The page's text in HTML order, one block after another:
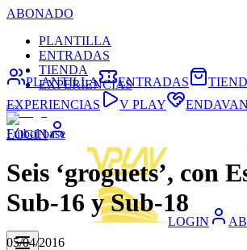
ABONADO
PLANTILLA
ENTRADAS
TIENDA
EXPERIENCIAS
LOGIN
LOGIN
PLANTILLA ENTRADAS
EXPERIENCIAS
V PLAY
Fútbol base
Seis ‘groguets’, con
Sub-16 y Sub-18
05/04/2016